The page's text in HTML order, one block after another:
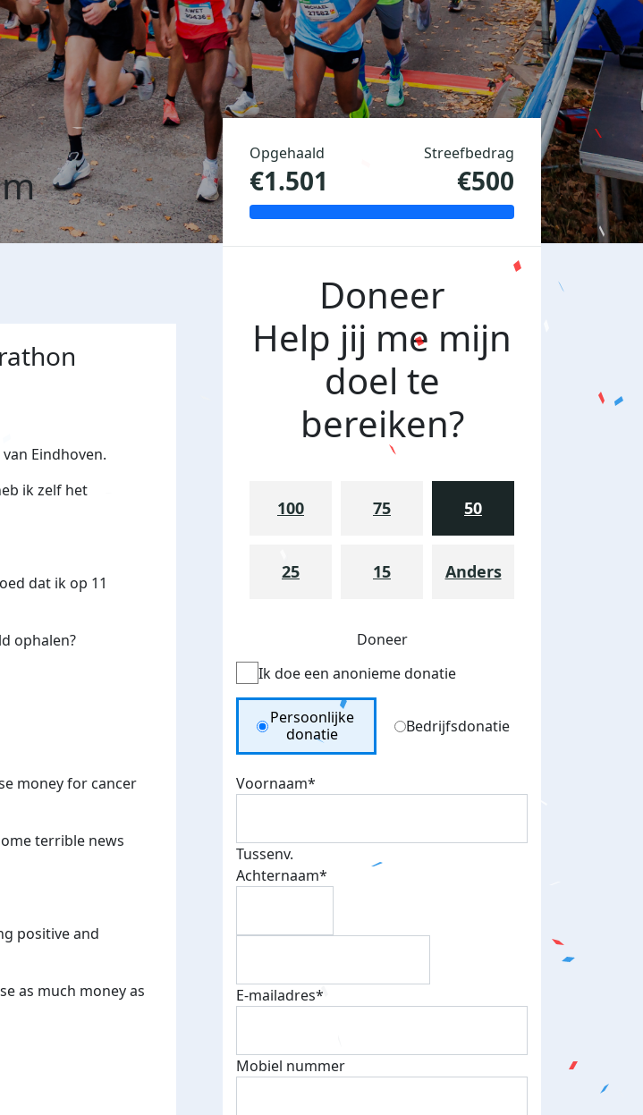
Eindhoven.
ik zelf het
dat ik op 11
ophalen?
money for cancer
terrible news
positive and
as much money as
Opgehaald
€1.501
Streefbedrag
€500
Doneer
Help jij me mijn
doel te
bereiken?
100 75 50
25 15 Anders
Doneer
Ik doe een anonieme donatie
Donation Type
Persoonlijke
donatie
Bedrijfsdonatie
Voornaam*
Tussenv.
Achternaam*
E-mailadres*
Mobiel nummer